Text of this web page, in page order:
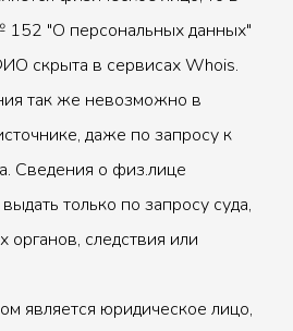
"О персональных данных"
скрыта в сервисах Whois.
так же невозможно в
даже по запросу к
Сведения о физ.лице
только по запросу суда,
органов, следствия или
является юридическое лицо,